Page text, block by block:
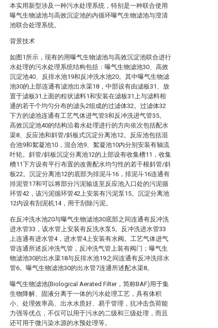
本实用新型涉及一种污水处理系统，特别是一种联合使用
曝气生物滤池与高效沉淀池的内循环曝气生物滤池与澄清
池联合处理系统。
背景技术
如图1所示，现有的用曝气生物滤池与高效沉淀池联合进行
水处理的污水处理系统结构包括：曝气生物滤池30、高效
沉淀池40、反排水池19和反冲洗水池20。其中曝气生物滤
池30的上部连通有滤池出水渠18，中部设有由滤板31、放
置于滤板31上面的粒状滤料1和安装在滤板31上与滤料相
通的若干个均匀分布的滤头2组成的过滤体32。过滤体32
下方的滤池连通有工艺气体进气管3和反冲洗进气管35。
高效沉淀池40的结构沿着水处理进行的方向依次包括配水
渠8、反应池和斜管/斜板式沉淀分离池12。反应池包括混
合池9和絮凝池10，混合池9、絮凝池10内分别安装有轴流
叶轮。斜管/斜板沉淀分离池12的上部设有收集槽11，收集
槽11下方设有平行布置的改善配水均匀性的若干根斜管/斜
板22。沉淀分离池12的底部为排泥斗16，排泥斗16连通有
排泥管17和可以将部分污泥输送至反应池入口处的污泥循
环管42，该污泥循环管42上安装有污泥泵15。沉淀分离池
12内设有刮泥机14，用于刮除污泥。
在反冲洗水池20与曝气生物滤池30底部之间连通有反冲洗
进水管33，该水管上安装有反洗水泵5。反冲洗进水管33
上连通有进水管4，进水管4上安装有水阀。工艺气体进气
管连通所述反冲洗气管，反冲洗气管上装有阀门；曝气生
物滤池30的出水渠18与反排水池19之间连通有反冲洗排水
管6。曝气生物滤池30的出水管7连通所述配水渠8。
曝气生物滤池(Biological Aerated Filter，简称BAF)用于集
生物降解、固液分离于一体的污水处理工艺，具有体积
小、处理效率高、出水水质好、易于管理，抗冲击负荷能
力强等优点，不仅可以用于污水的二级和三级处理，而且
还可用于微污染水源的水预处理等。